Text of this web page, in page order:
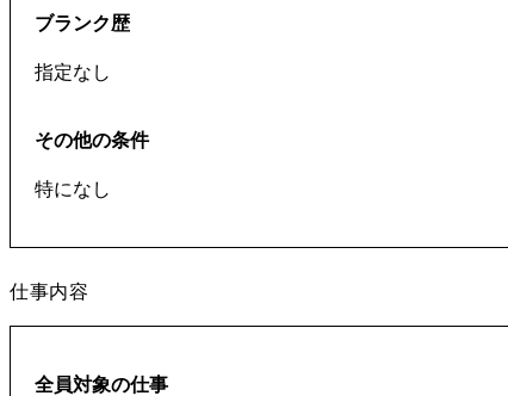
ブランク歴
指定なし
その他の条件
仕事内容
全員対象の仕事